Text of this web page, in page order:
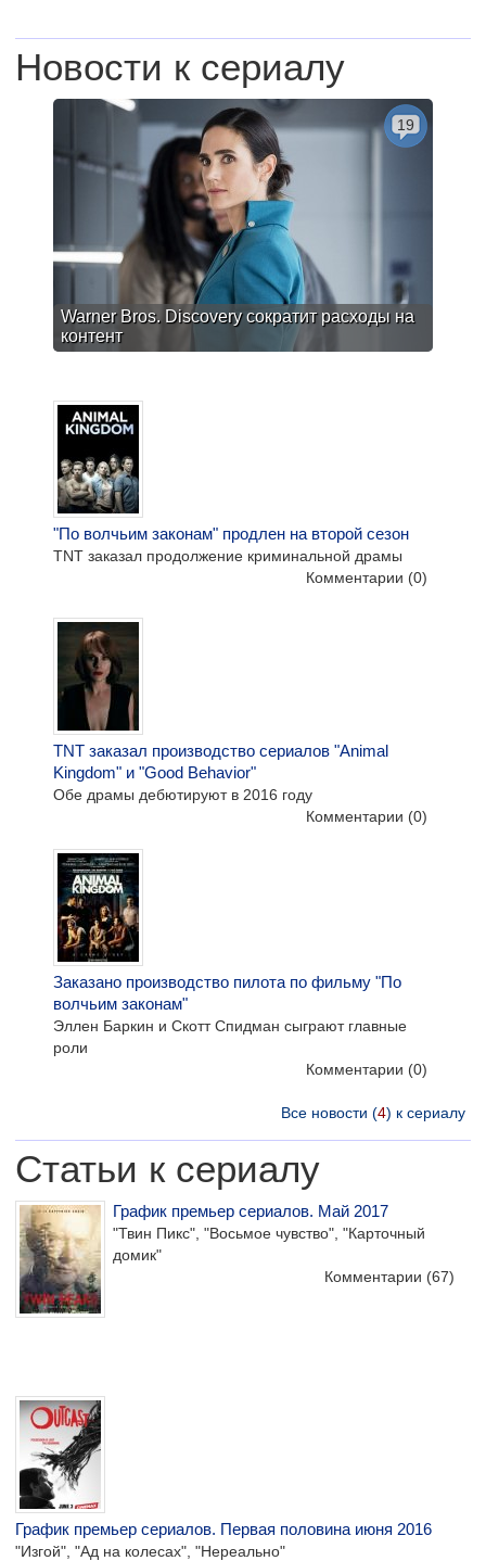
Новости к сериалу
Warner Bros. Discovery сократит расходы на
контент
19
"По волчьим законам" продлен на второй сезон
TNT заказал продолжение криминальной драмы
Комментарии (0)
TNT заказал производство сериалов "Animal
Kingdom" и "Good Behavior"
Обе драмы дебютируют в 2016 году
Комментарии (0)
Заказано производство пилота по фильму "По
волчьим законам"
Эллен Баркин и Скотт Спидман сыграют главные
роли
Комментарии (0)
Все новости (4) к сериалу
Статьи к сериалу
График премьер сериалов. Май 2017
"Твин Пикс", "Восьмое чувство", "Карточный
домик"
Комментарии (67)
График премьер сериалов. Первая половина июня 2016
"Изгой", "Ад на колесах", "Нереально"